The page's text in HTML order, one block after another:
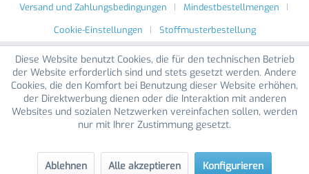
Versand und Zahlungsbedingungen
Mindestbestellmengen
Cookie-Einstellungen
Stoffmusterbestellung
Diese Website benutzt Cookies, die für den technischen Betrieb
der Website erforderlich sind und stets gesetzt werden. Andere
Cookies, die den Komfort bei Benutzung dieser Website erhöhen,
der Direktwerbung dienen oder die Interaktion mit anderen
Websites und sozialen Netzwerken vereinfachen sollen, werden
nur mit Ihrer Zustimmung gesetzt.
Ablehnen Alle akzeptieren Konfigurieren